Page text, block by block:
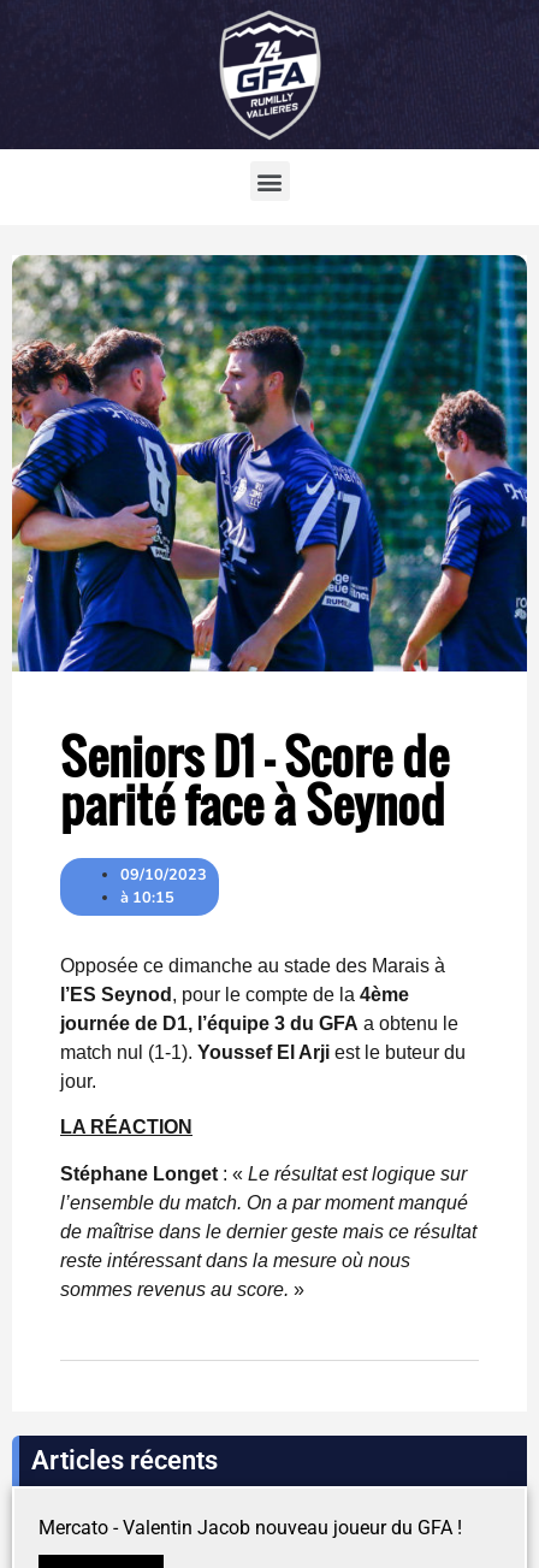
Seniors D1 – Score de
parité face à Seynod
09/10/2023
à 10:15
Opposée ce dimanche au stade des Marais à
l’ES Seynod , pour le compte de la 4ème
journée de D1, l’équipe 3 du GFA a obtenu le
match nul (1-1). Youssef El Arji est le buteur du
jour.
LA RÉACTION
Stéphane Longet : « Le résultat est logique sur
l’ensemble du match. On a par moment manqué
de maîtrise dans le dernier geste mais ce résultat
reste intéressant dans la mesure où nous
sommes revenus au score. »
Articles récents
Mercato - Valentin Jacob nouveau joueur du GFA !